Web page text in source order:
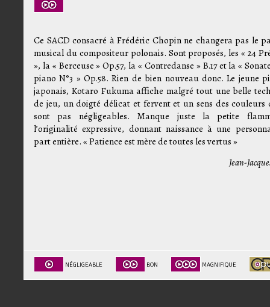
Ce SACD consacré à Frédéric Chopin ne changera pas le
musical du compositeur polonais. Sont proposés, les « 24
», la « Berceuse » Op.57, la « Contredanse » B.17 et la «
piano N°3 » Op.58. Rien de bien nouveau donc. Le jeune
japonais, Kotaro Fukuma affiche malgré tout une belle
de jeu, un doigté délicat et fervent et un sens des couleurs
sont pas négligeables. Manque juste la petite
l’originalité expressive, donnant naissance à une
part entière. « Patience est mère de toutes les vertus »
Jean-
NÉGLIGEABLE BON MAGNIFIQUE